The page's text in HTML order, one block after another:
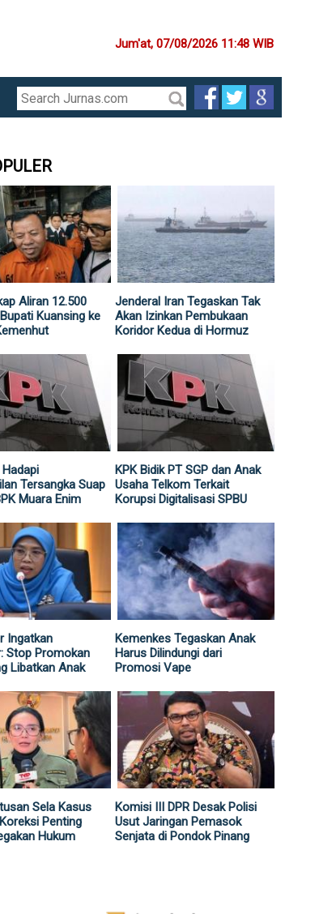
Jum'at, 07/08/2026 11:48 WIB
Aliran 12.500
Kuansing ke
Jenderal Iran Tegaskan Tak
Akan Izinkan Pembukaan
Koridor Kedua di Hormuz
Hadapi
Tersangka Suap
Muara Enim
KPK Bidik PT SGP dan Anak
Usaha Telkom Terkait
Korupsi Digitalisasi SPBU
Ingatkan
Stop Promokan
Libatkan Anak
Kemenkes Tegaskan Anak
Harus Dilindungi dari
Promosi Vape
Sela Kasus
Penting
Hukum
Komisi III DPR Desak Polisi
Usut Jaringan Pemasok
Senjata di Pondok Pinang